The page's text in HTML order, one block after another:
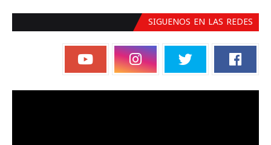
SIGUENOS EN LAS REDES